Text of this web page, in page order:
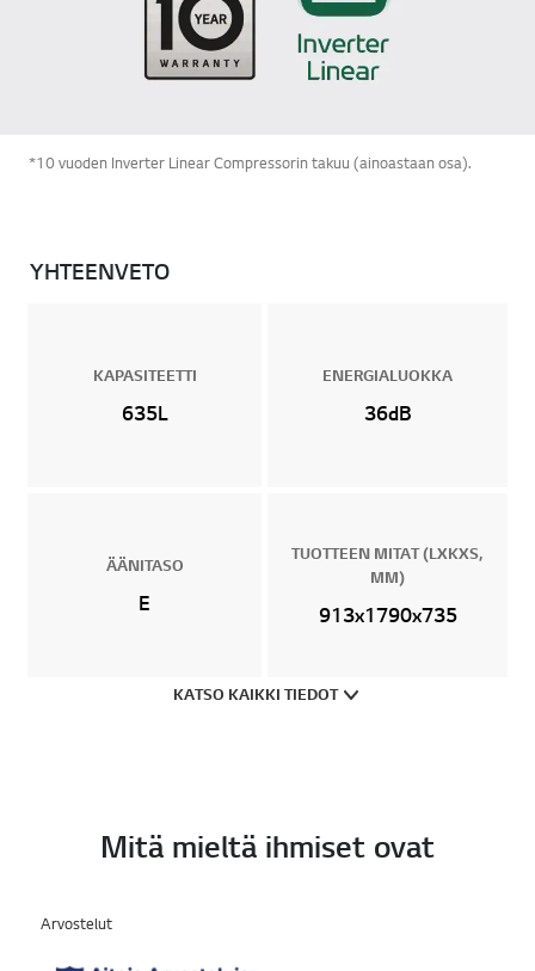
*10 vuoden Inverter Linear Compressorin takuu (ainoastaan osa).
YHTEENVETO
KAPASITEETTI
635L
ENERGIALUOKKA
36dB
ÄÄNITASO
E
TUOTTEEN MITAT (LXKXS,
MM)
913x1790x735
KATSO KAIKKI TIEDOT
Mitä mieltä ihmiset ovat